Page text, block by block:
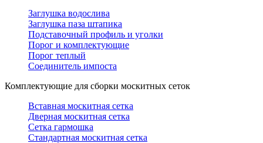
Заглушка водослива
Заглушка паза штапика
Подставочный профиль и уголки
Порог и комплектующие
Порог теплый
Соединитель импоста
Комплектующие для сборки москитных сеток
Вставная москитная сетка
Дверная москитная сетка
Сетка гармошка
Стандартная москитная сетка